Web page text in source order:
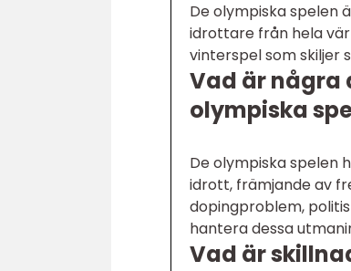
De olympiska spelen
idrottare från hela
vinterspel som skiljer
Vad är några
olympiska
De olympiska spelen
idrott, främjande av
dopingproblem,
hantera dessa
Vad är